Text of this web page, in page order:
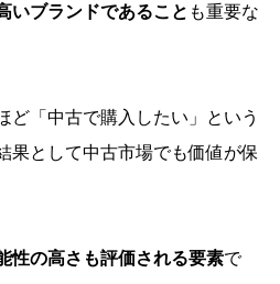
いブランドであること も重要な
ど「中古で購入したい」という
果として中古市場でも価値が保
性の高さも評価される要素で